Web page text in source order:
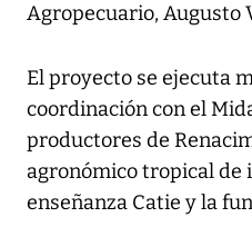
Agropecuario, Augusto
El proyecto se ejecuta
coordinación con el
productores de
agronómico tropical de
enseñanza Catie y la